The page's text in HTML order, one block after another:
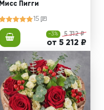
Мисс Пигги
15
-3% 5 312 ₽
от 5 212 ₽